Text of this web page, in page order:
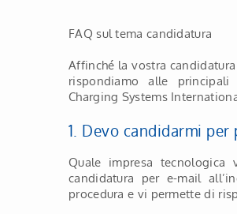
FAQ sul tema candidatura
Affinché la vostra
rispondiamo alle
Charging Systems
1. Devo candidarmi per
Quale impresa
candidatura per e-mail
procedura e vi permette di